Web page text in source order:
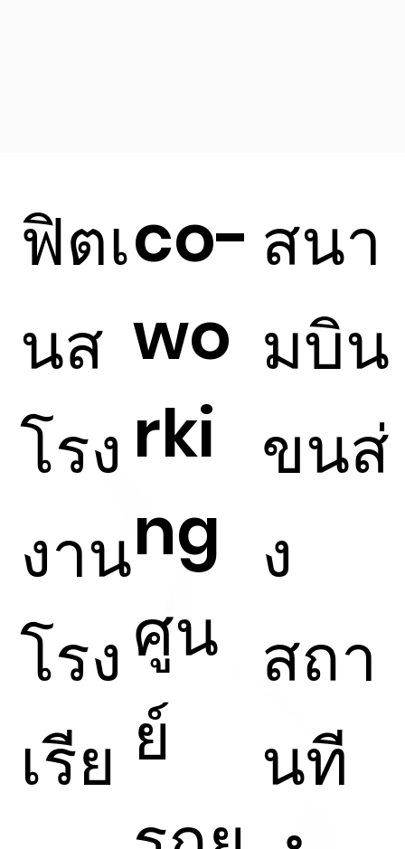
ฟิตเ
นส
โรง
งาน
โรง
เรีย
co-
wo
rki
ng
ศูน
ย์
สนา
มบิน
ขนส่
ง
สถา
นที